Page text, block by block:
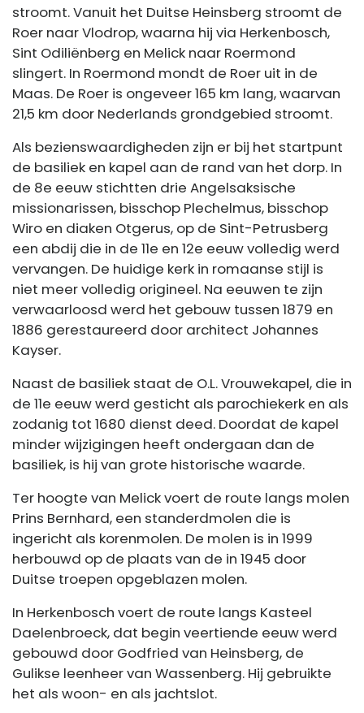
stroomt. Vanuit het Duitse Heinsberg stroomt de
Roer naar Vlodrop, waarna hij via Herkenbosch,
Sint Odiliënberg en Melick naar Roermond
slingert. In Roermond mondt de Roer uit in de
Maas. De Roer is ongeveer 165 km lang, waarvan
21,5 km door Nederlands grondgebied stroomt.
Als bezienswaardigheden zijn er bij het startpunt
de basiliek en kapel aan de rand van het dorp. In
de 8e eeuw stichtten drie Angelsaksische
missionarissen, bisschop Plechelmus, bisschop
Wiro en diaken Otgerus, op de Sint-Petrusberg
een abdij die in de 11e en 12e eeuw volledig werd
vervangen. De huidige kerk in romaanse stijl is
niet meer volledig origineel. Na eeuwen te zijn
verwaarloosd werd het gebouw tussen 1879 en
1886 gerestaureerd door architect Johannes
Kayser.
Naast de basiliek staat de O.L. Vrouwekapel, die in
de 11e eeuw werd gesticht als parochiekerk en als
zodanig tot 1680 dienst deed. Doordat de kapel
minder wijzigingen heeft ondergaan dan de
basiliek, is hij van grote historische waarde.
Ter hoogte van Melick voert de route langs molen
Prins Bernhard, een standerdmolen die is
ingericht als korenmolen. De molen is in 1999
herbouwd op de plaats van de in 1945 door
Duitse troepen opgeblazen molen.
In Herkenbosch voert de route langs Kasteel
Daelenbroeck, dat begin veertiende eeuw werd
gebouwd door Godfried van Heinsberg, de
Gulikse leenheer van Wassenberg. Hij gebruikte
het als woon- en als jachtslot.